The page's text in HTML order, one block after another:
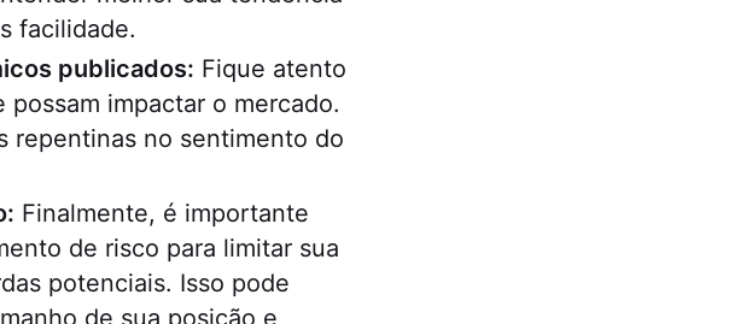
facilidade.
publicados: Fique atento
impactar o mercado.
repentinas no sentimento do
Finalmente, é importante
de risco para limitar sua
potenciais. Isso pode
de sua posição e